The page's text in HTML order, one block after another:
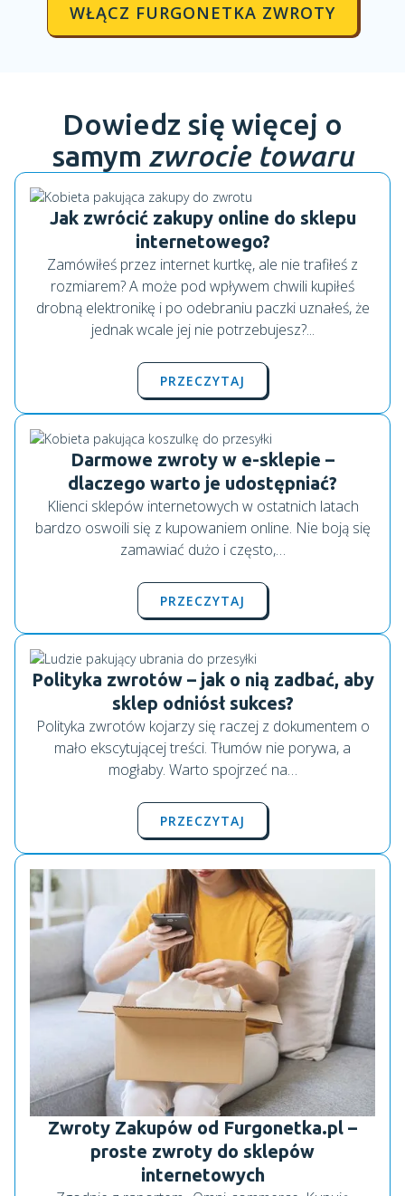
WŁĄCZ FURGONETKA ZWROTY
Dowiedz się więcej o
samym zwrocie towaru
Jak zwrócić zakupy online do sklepu
internetowego?
Zamówiłeś przez internet kurtkę, ale nie trafiłeś z
rozmiarem? A może pod wpływem chwili kupiłeś
drobną elektronikę i po odebraniu paczki uznałeś, że
jednak wcale jej nie potrzebujesz?...
PRZECZYTAJ
Darmowe zwroty w e-sklepie –
dlaczego warto je udostępniać?
Klienci sklepów internetowych w ostatnich latach
bardzo oswoili się z kupowaniem online. Nie boją się
zamawiać dużo i często,…
PRZECZYTAJ
Polityka zwrotów – jak o nią zadbać, aby
sklep odniósł sukces?
Polityka zwrotów kojarzy się raczej z dokumentem o
mało ekscytującej treści. Tłumów nie porywa, a
mogłaby. Warto spojrzeć na…
PRZECZYTAJ
Zwroty Zakupów od Furgonetka.pl –
proste zwroty do sklepów
internetowych